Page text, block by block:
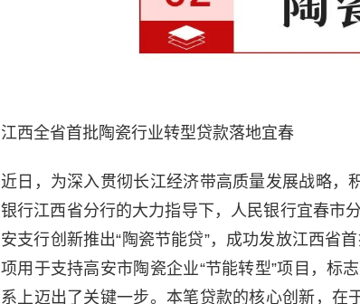
江西全省首批陶瓷行业转型贷款落地宜春
近日，为深入贯彻长江经济带高质量发展战略，
银行江西省分行的大力指导下，人民银行宜春市
安支行创新推出“陶瓷节能贷”，成功发放江西省
项用于支持高安市陶瓷企业“节能转型”项目，标
系上迈出了关键一步。本笔贷款的核心创新，在